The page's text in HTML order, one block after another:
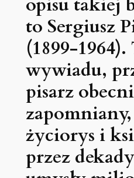
to Sergiusz
(1899-1964).
wywiadu,
pisarz
życiorys i
przez